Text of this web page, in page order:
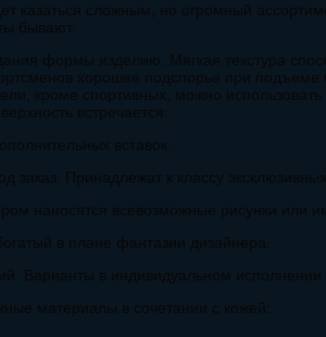
сложным, но огромный
бывают:
формы изделию. Мягкая текстура
хорошее подспорье при подъеме
кроме спортивных, можно использовать
встречается:
вставок.
Принадлежат к классу эксклюзивных.
наносятся всевозможные рисунки или
в плане фантазии дизайнера.
Варианты в индивидуальном исполнении
материалы в сочетании с кожей: